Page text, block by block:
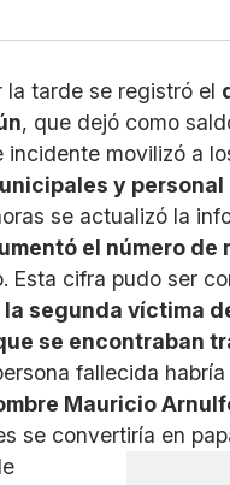
la tarde se registró el
, que dejó como
incidente movilizó a
y
se actualizó la
el número de
Esta cifra pudo ser
la segunda víctima
se encontraban
fallecida
Mauricio
se convertiría en